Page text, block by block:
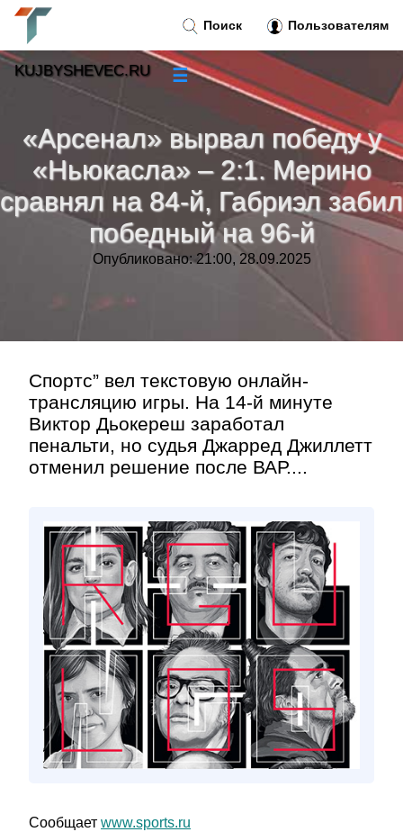
«Арсенал» вырвал победу у
«Ньюкасла» – 2:1. Мерино
сравнял на 84-й, Габриэл забил
победный на 96-й
Опубликовано: 21:00, 28.09.2025
Спортс” вел текстовую онлайн-
трансляцию игры. На 14-й минуте
Виктор Дьокереш заработал
пенальти, но судья Джарред Джиллетт
отменил решение после ВАР....
Сообщает www.sports.ru
Поиск Пользователям
KUJBYSHEVEC.RU ☰
Новости
Тренды новостей»
Рубрики »
»